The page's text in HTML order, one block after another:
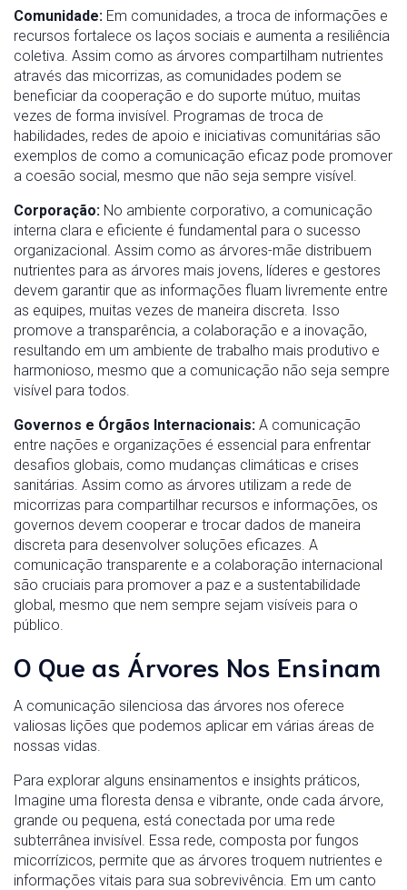
Comunidade: Em comunidades, a troca de informações e
recursos fortalece os laços sociais e aumenta a resiliência
coletiva. Assim como as árvores compartilham nutrientes
através das micorrizas, as comunidades podem se
beneficiar da cooperação e do suporte mútuo, muitas
vezes de forma invisível. Programas de troca de
habilidades, redes de apoio e iniciativas comunitárias são
exemplos de como a comunicação eficaz pode promover
a coesão social, mesmo que não seja sempre visível.
Corporação: No ambiente corporativo, a comunicação
interna clara e eficiente é fundamental para o sucesso
organizacional. Assim como as árvores-mãe distribuem
nutrientes para as árvores mais jovens, líderes e gestores
devem garantir que as informações fluam livremente entre
as equipes, muitas vezes de maneira discreta. Isso
promove a transparência, a colaboração e a inovação,
resultando em um ambiente de trabalho mais produtivo e
harmonioso, mesmo que a comunicação não seja sempre
visível para todos.
Governos e Órgãos Internacionais: A comunicação
entre nações e organizações é essencial para enfrentar
desafios globais, como mudanças climáticas e crises
sanitárias. Assim como as árvores utilizam a rede de
micorrizas para compartilhar recursos e informações, os
governos devem cooperar e trocar dados de maneira
discreta para desenvolver soluções eficazes. A
comunicação transparente e a colaboração internacional
são cruciais para promover a paz e a sustentabilidade
global, mesmo que nem sempre sejam visíveis para o
público.
O Que as Árvores Nos Ensinam
A comunicação silenciosa das árvores nos oferece
valiosas lições que podemos aplicar em várias áreas de
nossas vidas.
Para explorar alguns ensinamentos e insights práticos,
Imagine uma floresta densa e vibrante, onde cada árvore,
grande ou pequena, está conectada por uma rede
subterrânea invisível. Essa rede, composta por fungos
micorrízicos, permite que as árvores troquem nutrientes e
informações vitais para sua sobrevivência. Em um canto